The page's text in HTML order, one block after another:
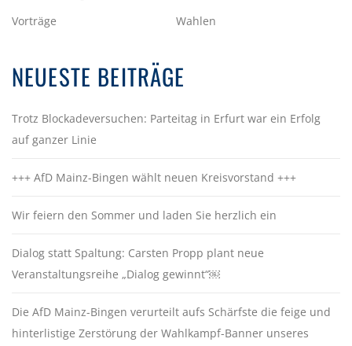
Vorträge
Wahlen
NEUESTE BEITRÄGE
Trotz Blockadeversuchen: Parteitag in Erfurt war ein Erfolg
auf ganzer Linie
+++ AfD Mainz-Bingen wählt neuen Kreisvorstand +++
Wir feiern den Sommer und laden Sie herzlich ein
Dialog statt Spaltung: Carsten Propp plant neue
Veranstaltungsreihe „Dialog gewinnt“￼
Die AfD Mainz-Bingen verurteilt aufs Schärfste die feige und
hinterlistige Zerstörung der Wahlkampf-Banner unseres